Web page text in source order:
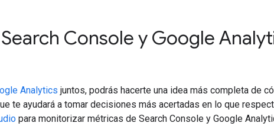
Search Console y Google
Analytics juntos, podrás hacerte una idea más completa de
te ayudará a tomar decisiones más acertadas en lo que
para monitorizar métricas de Search Console y Google